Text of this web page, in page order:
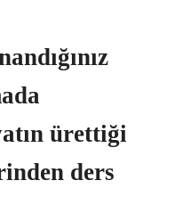
Instagram
ürettiği
ders